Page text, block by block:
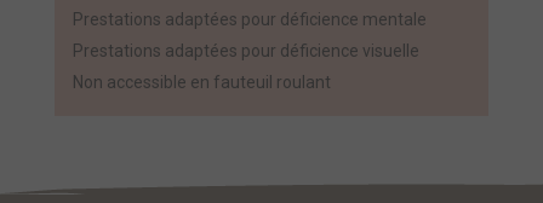
Prestations adaptées pour déficience mentale
Prestations adaptées pour déficience visuelle
Non accessible en fauteuil roulant